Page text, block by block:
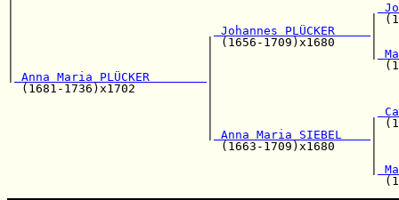
|                                                  |
Johannes PLÜCKER
|                           | (1656-
|                           |
Anna Maria PLÜCKER
(1681-1736)x1702
|
Anna Maria SIEBEL